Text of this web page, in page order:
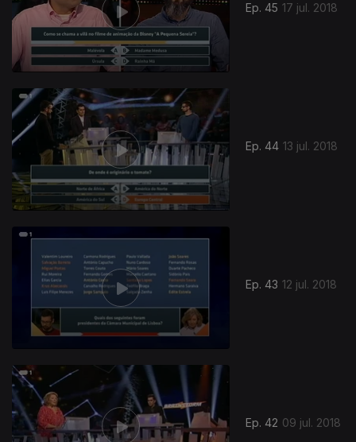
Ep. 45 17 jul. 2018
Ep. 44 13 jul. 2018
Ep. 43 12 jul. 2018
Ep. 42 09 jul. 2018